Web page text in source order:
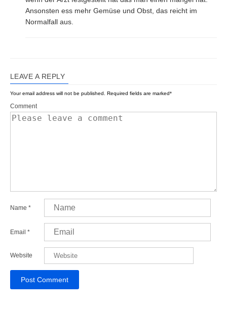
Ansonsten ess mehr Gemüse und Obst, das reicht im
Normalfall aus.
LEAVE A REPLY
Your email address will not be published. Required fields are marked*
Comment
Name *
Email *
Website